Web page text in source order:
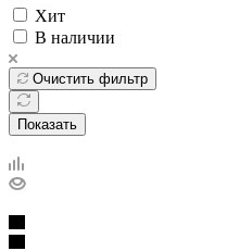
Хит
В наличии
Очистить фильтр
Показать